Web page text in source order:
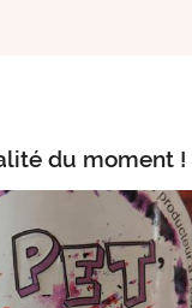
du moment !